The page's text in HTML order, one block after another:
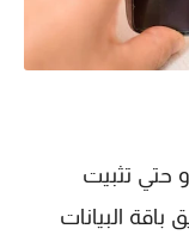
حتي تثبيت
البيانات